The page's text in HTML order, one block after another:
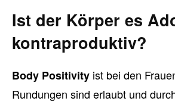
Ist der Körper es
kontraproduktiv?
Body Positivity ist bei den
Rundungen sind erlaubt und